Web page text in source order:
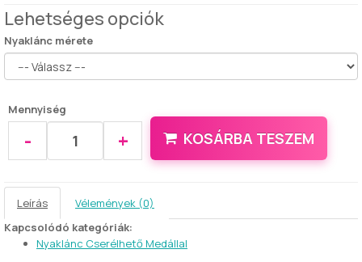
Lehetséges opciók
Nyaklánc mérete
Mennyiség
- + KOSÁRBA TESZEM
Leírás
Vélemények (0)
Kapcsolódó kategóriák:
Nyaklánc Cserélhető Medállal